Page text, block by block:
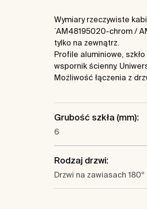
Wymiary rzeczywiste
`AM48195020-chrom /
tylko na zewnątrz.
Profile aluminiowe,
wspornik ścienny.
Możliwość łączenia z
Grubość szkła (mm):
6
Rodzaj drzwi:
Drzwi na zawiasach 180º